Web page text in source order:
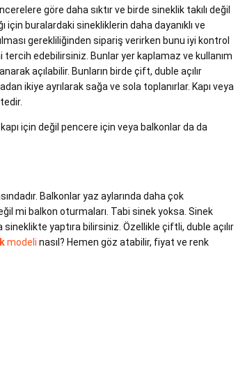
göre daha sıktır ve birde sineklik takılı değil
için buralardaki sinekliklerin daha dayanıklı ve
gerekliliğinden sipariş verirken bunu iyi kontrol
tercih edebilirsiniz. Bunlar yer kaplamaz ve kullanım
açılabilir. Bunların birde çift, duble açılır
ikiye ayrılarak sağa ve sola toplanırlar. Kapı veya
için değil pencere için veya balkonlar da da
Balkonlar yaz aylarında daha çok
mi balkon oturmaları. Tabi sinek yoksa. Sinek
yaptıra bilirsiniz. Özellikle çiftli, duble açılır
modeli nasıl? Hemen göz atabilir, fiyat ve renk